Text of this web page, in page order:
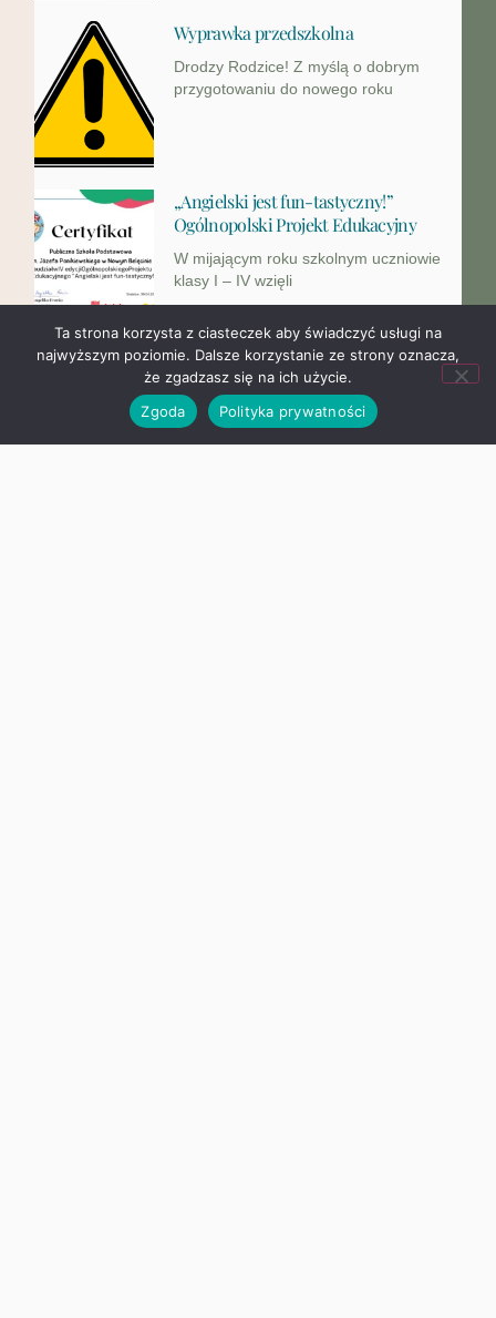
Wyprawka przedszkolna
Drodzy Rodzice! Z myślą o dobrym
przygotowaniu do nowego roku
„Angielski jest fun-tastyczny!”
Ogólnopolski Projekt Edukacyjny
W mijającym roku szkolnym uczniowie
klasy I – IV wzięli
Zapraszamy na zakończenie roku
Ta strona korzysta z ciasteczek aby świadczyć usługi na
najwyższym poziomie. Dalsze korzystanie ze strony oznacza,
że zgadzasz się na ich użycie.
Zgoda
Polityka prywatności